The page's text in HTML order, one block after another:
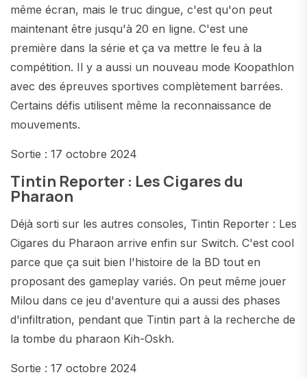
même écran, mais le truc dingue, c'est qu'on peut
maintenant être jusqu'à 20 en ligne. C'est une
première dans la série et ça va mettre le feu à la
compétition. Il y a aussi un nouveau mode Koopathlon
avec des épreuves sportives complètement barrées.
Certains défis utilisent même la reconnaissance de
mouvements.
Sortie : 17 octobre 2024
Tintin Reporter : Les Cigares du
Pharaon
Déjà sorti sur les autres consoles, Tintin Reporter : Les
Cigares du Pharaon arrive enfin sur Switch. C'est cool
parce que ça suit bien l'histoire de la BD tout en
proposant des gameplay variés. On peut même jouer
Milou dans ce jeu d'aventure qui a aussi des phases
d'infiltration, pendant que Tintin part à la recherche de
la tombe du pharaon Kih-Oskh.
Sortie : 17 octobre 2024